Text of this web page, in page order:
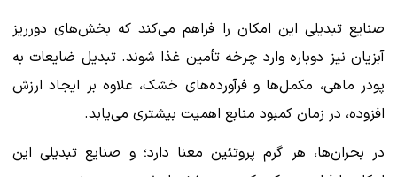
صنایع تبدیلی این امکان را فراهم می‌کند که بخش‌های دورریز
آبزیان نیز دوباره وارد چرخه تأمین غذا شوند. تبدیل ضایعات به
پودر ماهی، مکمل‌ها و فرآورده‌های خشک، علاوه بر ایجاد ارزش
افزوده، در زمان کمبود منابع اهمیت بیشتری می‌یابد.
در بحران‌ها، هر گرم پروتئین معنا دارد؛ و صنایع تبدیلی این